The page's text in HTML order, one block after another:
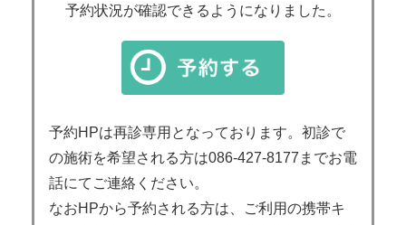
予約状況が確認できるようになりました。
予約HPは再診専用となっております。初診で
の施術を希望される方は086-427-8177までお電
話にてご連絡ください。
なおHPから予約される方は、ご利用の携帯キ